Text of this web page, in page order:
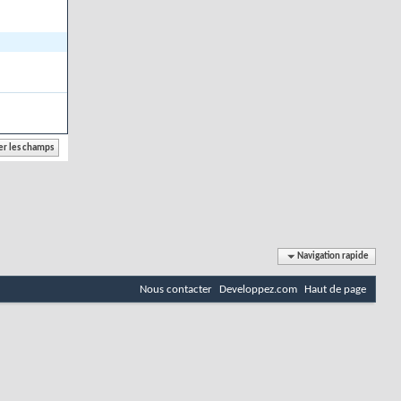
Navigation rapide
Nous contacter Developpez.com Haut de page